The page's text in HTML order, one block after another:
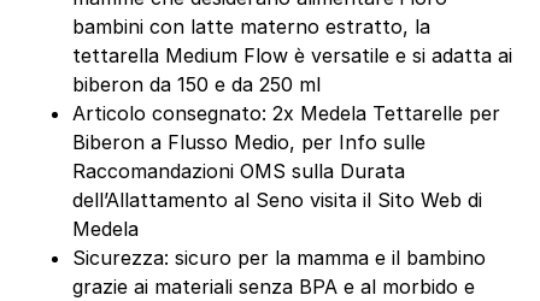
bambini con latte materno estratto, la
tettarella Medium Flow è versatile e si adatta ai
biberon da 150 e da 250 ml
Articolo consegnato: 2x Medela Tettarelle per
Biberon a Flusso Medio, per Info sulle
Raccomandazioni OMS sulla Durata
dell’Allattamento al Seno visita il Sito Web di
Medela
Sicurezza: sicuro per la mamma e il bambino
grazie ai materiali senza BPA e al morbido e